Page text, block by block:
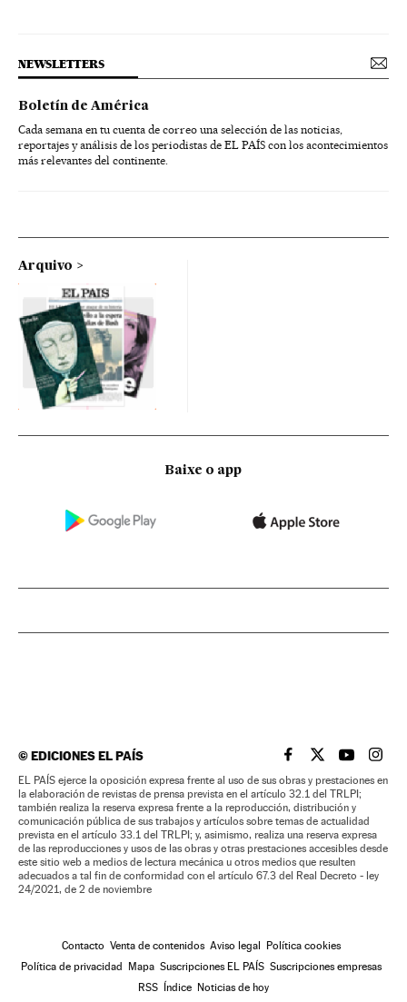
NEWSLETTERS
Boletín de América
Cada semana en tu cuenta de correo una selección de las noticias,
reportajes y análisis de los periodistas de EL PAÍS con los acontecimientos
más relevantes del continente.
Arquivo
Baixe o app
©EDICIONES EL PAÍS EL PAÍS BRASIL EN
EL PAÍSEL PAÍS
EL
EL PAÍS ejerce la oposición expresa frente al uso de sus obras y prestaciones en
la elaboración de revistas de prensa prevista en el artículo 32.1 del TRLPI;
también realiza la reserva expresa frente a la reproducción, distribución y
comunicación pública de sus trabajos y artículos sobre temas de actualidad
prevista en el artículo 33.1 del TRLPI; y, asimismo, realiza una reserva expresa
de las reproducciones y usos de las obras y otras prestaciones accesibles desde
este sitio web a medios de lectura mecánica u otros medios que resulten
adecuados a tal fin de conformidad con el artículo 67.3 del Real Decreto - ley
24/2021, de 2 de noviembre
Contacto Venta de contenidos Aviso legal Política cookies
Política de privacidad Mapa Suscripciones EL PAÍS Suscripciones empresas
RSS Índice Noticias de hoy